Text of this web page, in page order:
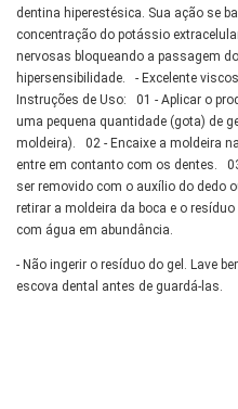
dentina hiperestésica. Sua ação se
concentração do potássio
nervosas bloqueando a passagem
hipersensibilidade. - Excelente
Instruções de Uso: 01 - Aplicar o
uma pequena quantidade (gota) de
moldeira). 02 - Encaixe a moldeira
entre em contanto com os dentes.
ser removido com o auxílio do dedo
retirar a moldeira da boca e o
com água em abundância.
- Não ingerir o resíduo do gel. Lave
escova dental antes de guardá-las.